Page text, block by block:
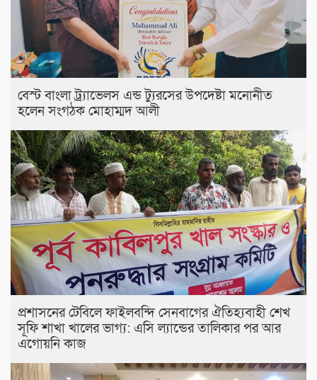
বেস্ট বাংলা ট্র্যাভেলস এন্ড ট্যুরসের উপদেষ্টা মনোনীত
হলেন সংগঠক মোহাম্মদ আলী
প্রশাসনের টেবিলে ফাইলবন্দি সেনবাগের ঐতিহ্যবাহী শেখ
সূফি শাখা খালের ভাগ্য: এসি ল্যান্ডের তালিকার পর আর
এগোয়নি কাজ